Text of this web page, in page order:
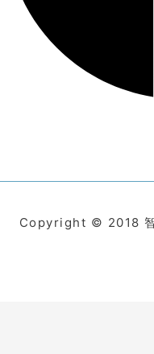
Copyright © 2018